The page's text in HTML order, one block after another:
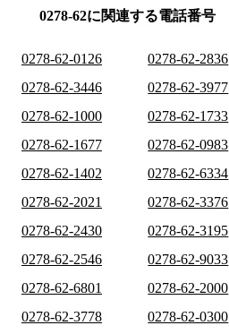
0278-62に関連する電話番号
0278-62-0126 0278-62-2836
0278-62-3446
0278-62-3977
0278-62-1000
0278-62-1733
0278-62-1677
0278-62-0983
0278-62-1402
0278-62-6334
0278-62-2021
0278-62-3376
0278-62-2430
0278-62-3195
0278-62-2546
0278-62-9033
0278-62-6801
0278-62-2000
0278-62-3778
0278-62-0300